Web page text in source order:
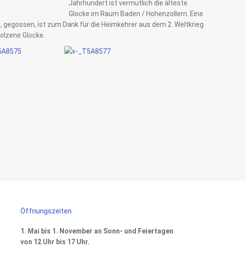
Jahrhundert ist vermutlich die älteste
Glocke im Raum Baden / Hohenzollern. Eine
ist zum Dank für die Heimkehrer aus dem 2. Weltkrieg
Glocke.
Öffnungszeiten
1. Mai bis 1. November an Sonn- und Feiertagen
von 12 Uhr bis 17 Uhr.